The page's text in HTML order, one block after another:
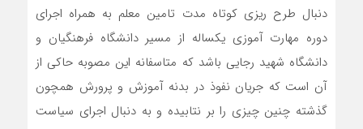
دنبال طرح ریزی کوتاه مدت تامین معلم به همراه اجرای
دوره مهارت آموزی یکساله از مسیر دانشگاه فرهنگیان و
دانشگاه شهید رجایی باشد که متاسفانه این مصوبه حاکی از
آن است که جریان نفوذ در بدنه آموزش و پرورش همچون
گذشته چنین چیزی را بر نتابیده و به دنبال اجرای سیاست